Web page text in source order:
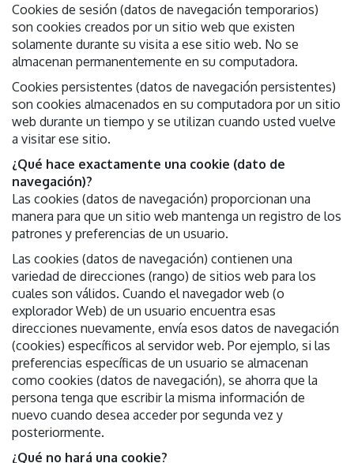
Cookies de sesión (datos de navegación temporarios)
son cookies creados por un sitio web que existen
solamente durante su visita a ese sitio web. No se
almacenan permanentemente en su computadora.
Cookies persistentes (datos de navegación persistentes)
son cookies almacenados en su computadora por un sitio
web durante un tiempo y se utilizan cuando usted vuelve
a visitar ese sitio.
¿Qué hace exactamente una cookie (dato de
navegación)?
Las cookies (datos de navegación) proporcionan una
manera para que un sitio web mantenga un registro de los
patrones y preferencias de un usuario.
Las cookies (datos de navegación) contienen una
variedad de direcciones (rango) de sitios web para los
cuales son válidos. Cuando el navegador web (o
explorador Web) de un usuario encuentra esas
direcciones nuevamente, envía esos datos de navegación
(cookies) específicos al servidor web. Por ejemplo, si las
preferencias específicas de un usuario se almacenan
como cookies (datos de navegación), se ahorra que la
persona tenga que escribir la misma información de
nuevo cuando desea acceder por segunda vez y
posteriormente.
¿Qué no hará una cookie?